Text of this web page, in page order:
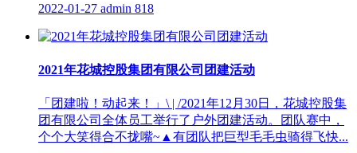
2022-01-27 admin 818
2021年花城控股集团有限公司团建活动
「团建啦！动起来！」\ | /2021年12月30日，花城控股集
团有限公司全体员工举行了户外团建活动。团队赛中，
个个大笑得合不拢嘴~▲有团队把巨型毛毛虫骑得飞快...